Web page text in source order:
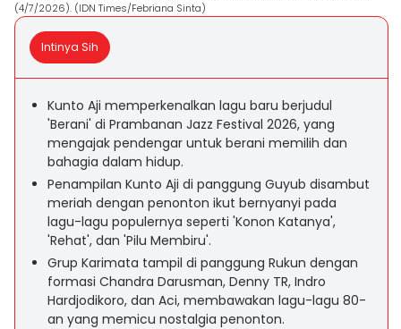
(4/7/2026). (IDN Times/Febriana Sinta)
Intinya Sih
Kunto Aji memperkenalkan lagu baru berjudul
'Berani' di Prambanan Jazz Festival 2026, yang
mengajak pendengar untuk berani memilih dan
bahagia dalam hidup.
Penampilan Kunto Aji di panggung Guyub disambut
meriah dengan penonton ikut bernyanyi pada
lagu-lagu populernya seperti 'Konon Katanya',
'Rehat', dan 'Pilu Membiru'.
Grup Karimata tampil di panggung Rukun dengan
formasi Chandra Darusman, Denny TR, Indro
Hardjodikoro, dan Aci, membawakan lagu-lagu 80-
an yang memicu nostalgia penonton.